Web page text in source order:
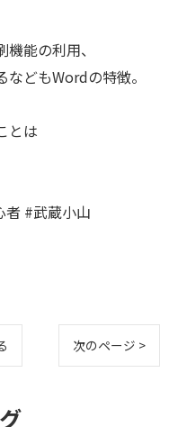
能の利用、
どもWordの特徴。
とは
#武蔵小山
次のページ >